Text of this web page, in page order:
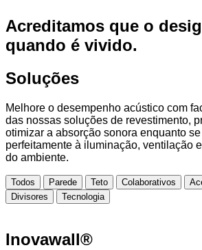
Acreditamos que o
quando é vivido.
Soluções
Melhore o desempenho acústico com
das nossas soluções de revestimento,
otimizar a absorção sonora enquanto
perfeitamente à iluminação, ventilação
do ambiente.
Todos Parede Teto Colaborativos
Divisores
Tecnologia
Inovawall®